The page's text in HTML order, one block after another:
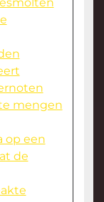
mengen
op een
de